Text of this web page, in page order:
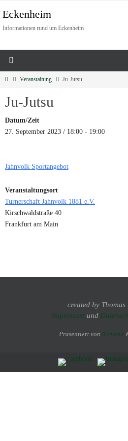
Eckenheim
Informationen rund um Eckenheim
Veranstaltung Ju-Jutsu
Ju-Jutsu
Datum/Zeit
27. September 2023 / 18:00 - 19:00
Jahnvolk Sportangebot
Veranstaltungsort
Turnerschaft Jahnvolk 1881 e.V.
Kirschwaldstraße 40
Frankfurt am Main
created by Thomas
Impressum und
Präsentiert von Nirvana